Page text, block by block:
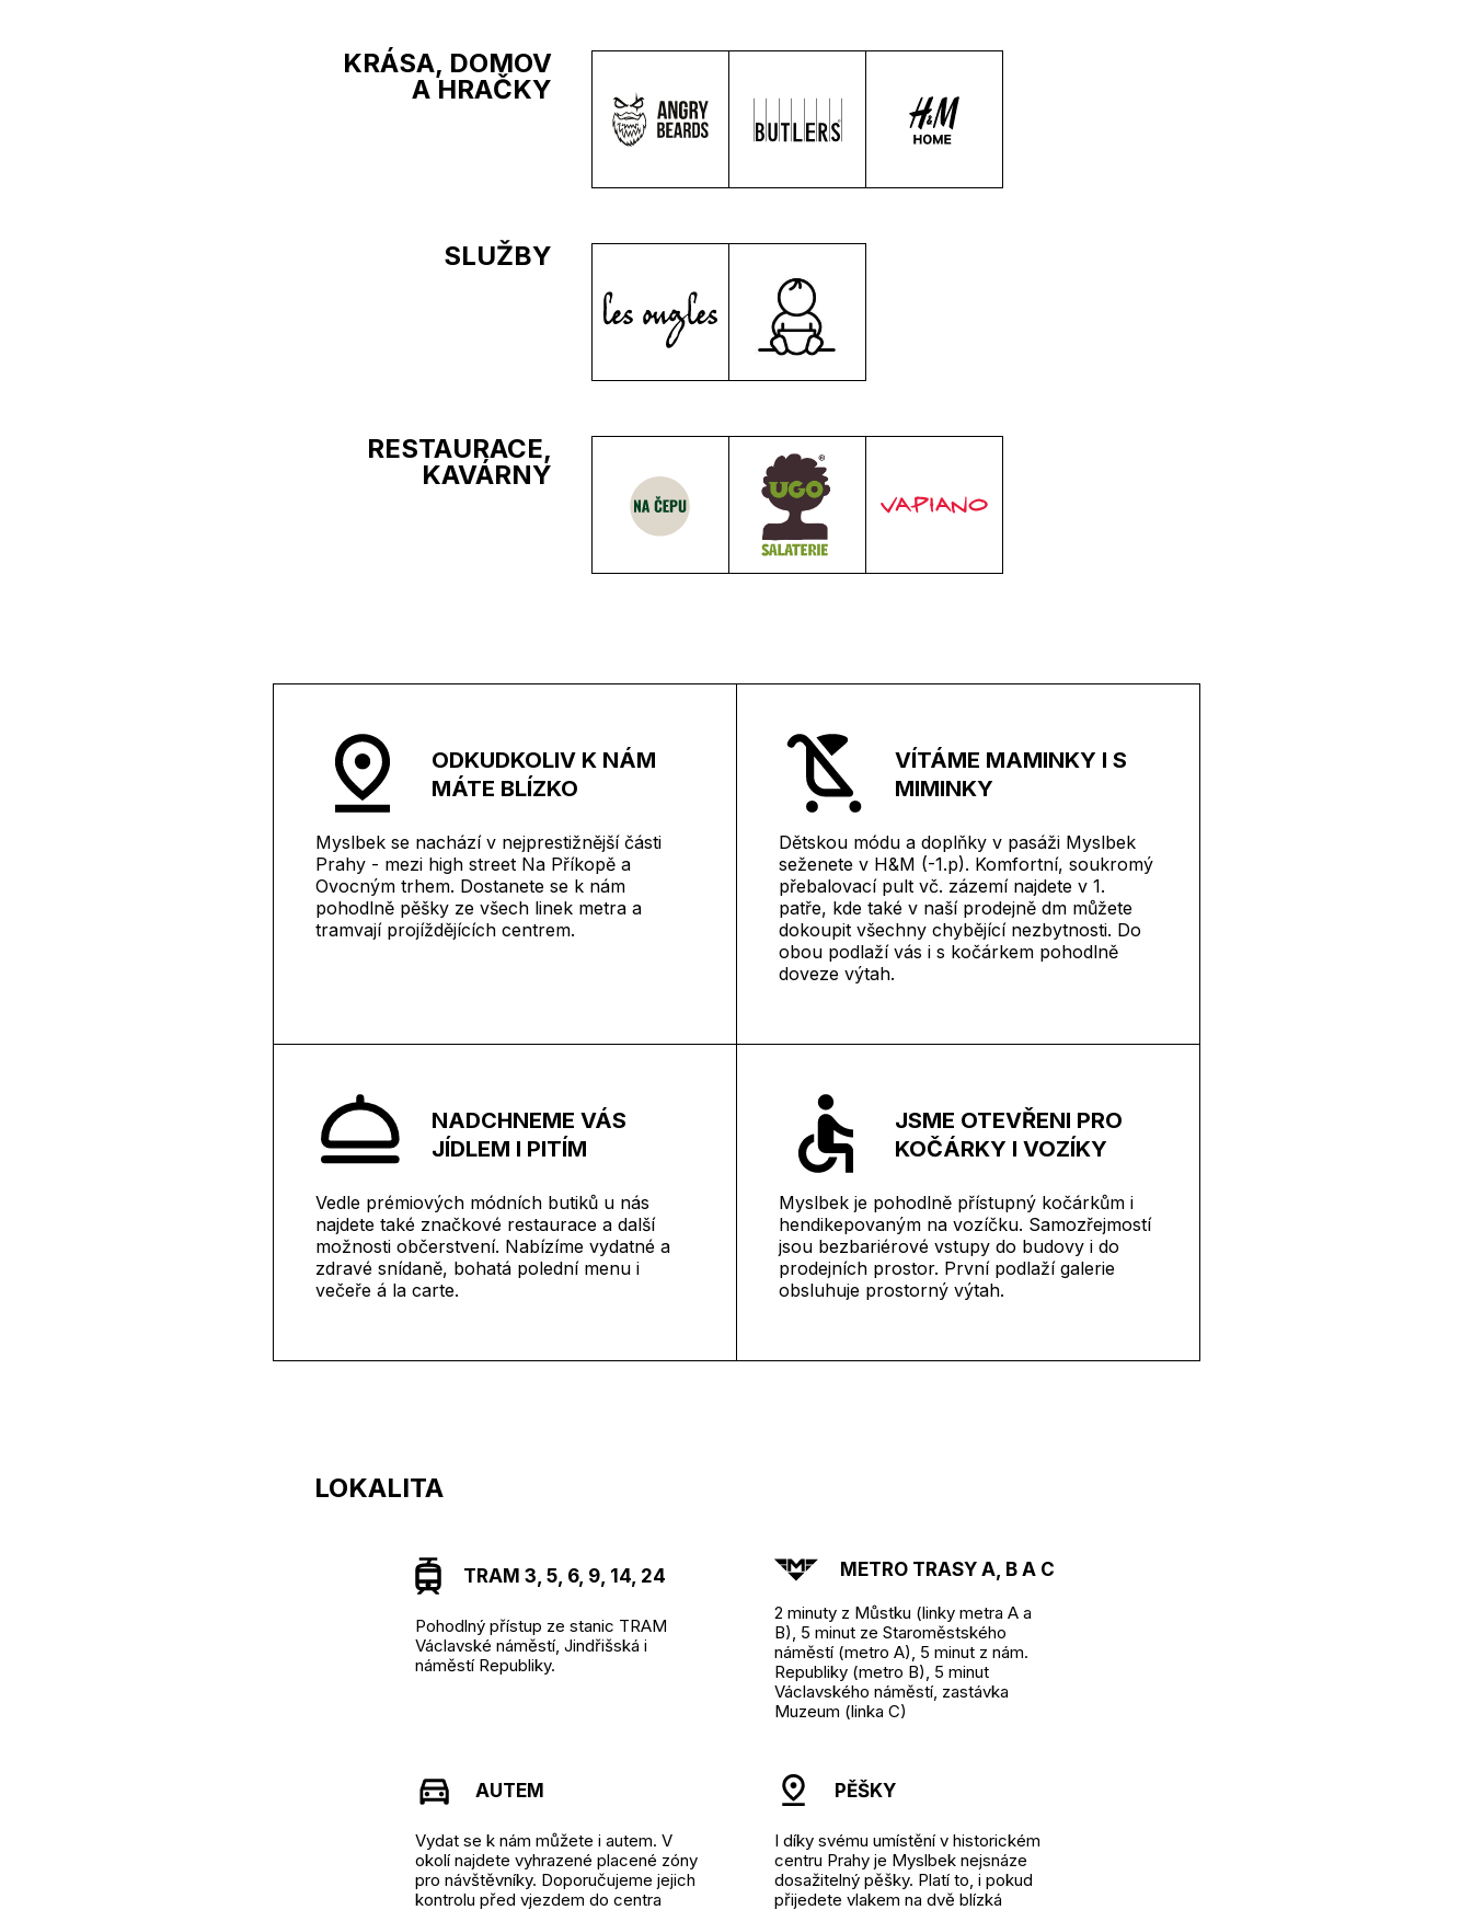
KRÁSA, DOMOV
A HRAČKY
SLUŽBY
RESTAURACE,
KAVÁRNY
ODKUDKOLIV K NÁM
MÁTE BLÍZKO
Myslbek se nachází v nejprestižnější části
Prahy - mezi high street Na Příkopě a
Ovocným trhem. Dostanete se k nám
pohodlně pěšky ze všech linek metra a
tramvají projíždějících centrem.
VÍTÁME MAMINKY I S
MIMINKY
Dětskou módu a doplňky v pasáži Myslbek
seženete v H&M (-1.p). Komfortní, soukromý
přebalovací pult vč. zázemí najdete v 1.
patře, kde také v naší prodejně dm můžete
dokoupit všechny chybějící nezbytnosti. Do
obou podlaží vás i s kočárkem pohodlně
doveze výtah.
NADCHNEME VÁS
JÍDLEM I PITÍM
Vedle prémiových módních butiků u nás
najdete také značkové restaurace a další
možnosti občerstvení. Nabízíme vydatné a
zdravé snídaně, bohatá polední menu i
večeře á la carte.
JSME OTEVŘENI PRO
KOČÁRKY I VOZÍKY
Myslbek je pohodlně přístupný kočárkům i
hendikepovaným na vozíčku. Samozřejmostí
jsou bezbariérové vstupy do budovy i do
prodejních prostor. První podlaží galerie
obsluhuje prostorný výtah.
LOKALITA
TRAM 3, 5, 6, 9, 14, 24
Pohodlný přístup ze stanic TRAM
Václavské náměstí, Jindřišská i
náměstí Republiky.
METRO TRASY A, B A C
2 minuty z Můstku (linky metra A a
B), 5 minut ze Staroměstského
náměstí (metro A), 5 minut z nám.
Republiky (metro B), 5 minut
Václavského náměstí, zastávka
Muzeum (linka C)
AUTEM
Vydat se k nám můžete i autem. V
okolí najdete vyhrazené placené zóny
pro návštěvníky. Doporučujeme jejich
kontrolu před vjezdem do centra
PĚŠKY
I díky svému umístění v historickém
centru Prahy je Myslbek nejsnáze
dosažitelný pěšky. Platí to, i pokud
přijedete vlakem na dvě blízká